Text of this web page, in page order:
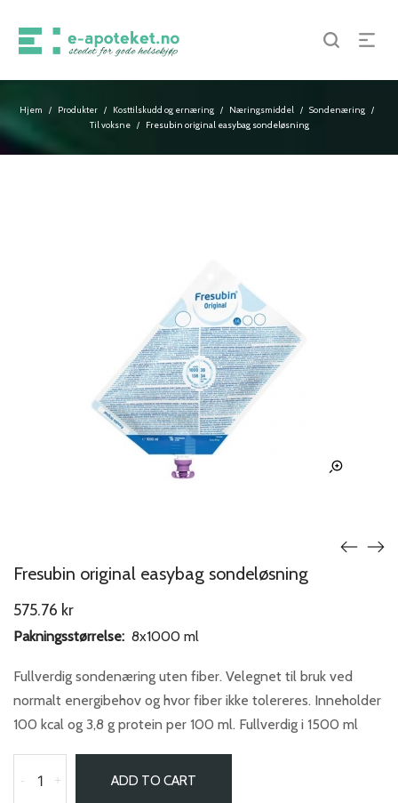
Hjem / Produkter / Kosttilskudd og ernæring / Næringsmiddel / Sondenæring /
Til voksne / Fresubin original easybag sondeløsning
Fresubin original easybag sondeløsning
575.76 kr
Pakningsstørrelse: 8x1000 ml
Fullverdig sondenæring uten fiber. Velegnet til bruk ved
normalt energibehov og hvor fiber ikke tolereres. Inneholder
100 kcal og 3,8 g protein per 100 ml. Fullverdig i 1500 ml
- + ADD TO CART